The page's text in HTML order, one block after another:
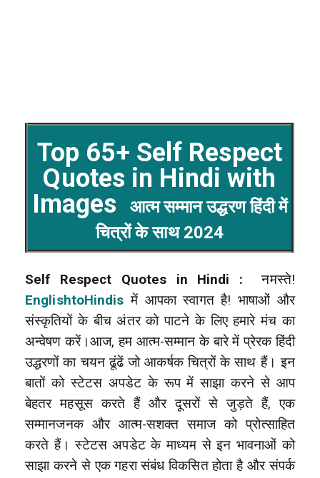
Top 65+ Self Respect
Quotes in Hindi with
Images
आत्म सम्मान उद्धरण हिंदी में
चित्रों के साथ 2024
Self Respect Quotes in Hindi :
नमस्ते!
EnglishtoHindis में आपका स्वागत है! भाषाओं और
संस्कृतियों के बीच अंतर को पाटने के लिए हमारे मंच का
अन्वेषण करें।आज, हम आत्म-सम्मान के बारे में प्रेरक हिंदी
उद्धरणों का चयन ढूंढें जो आकर्षक चित्रों के साथ हैं। इन
बातों को स्टेटस अपडेट के रूप में साझा करने से आप
बेहतर महसूस करते हैं और दूसरों से जुड़ते हैं, एक
सम्मानजनक और आत्म-सशक्त समाज को प्रोत्साहित
करते हैं। स्टेटस अपडेट के माध्यम से इन भावनाओं को
साझा करने से एक गहरा संबंध विकसित होता है और संपर्क